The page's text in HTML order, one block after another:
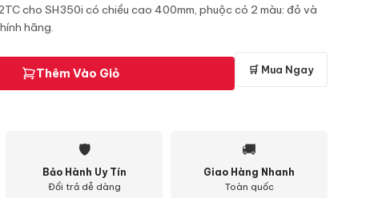
cho SH350i có chiều cao 400mm, phuộc có 2 màu: đỏ và
hãng.
Thêm Vào Giỏ 🛒 Mua Ngay
🛡
Bảo Hành Uy Tín
Đổi trả dễ dàng
🚚
Giao Hàng Nhanh
Toàn quốc